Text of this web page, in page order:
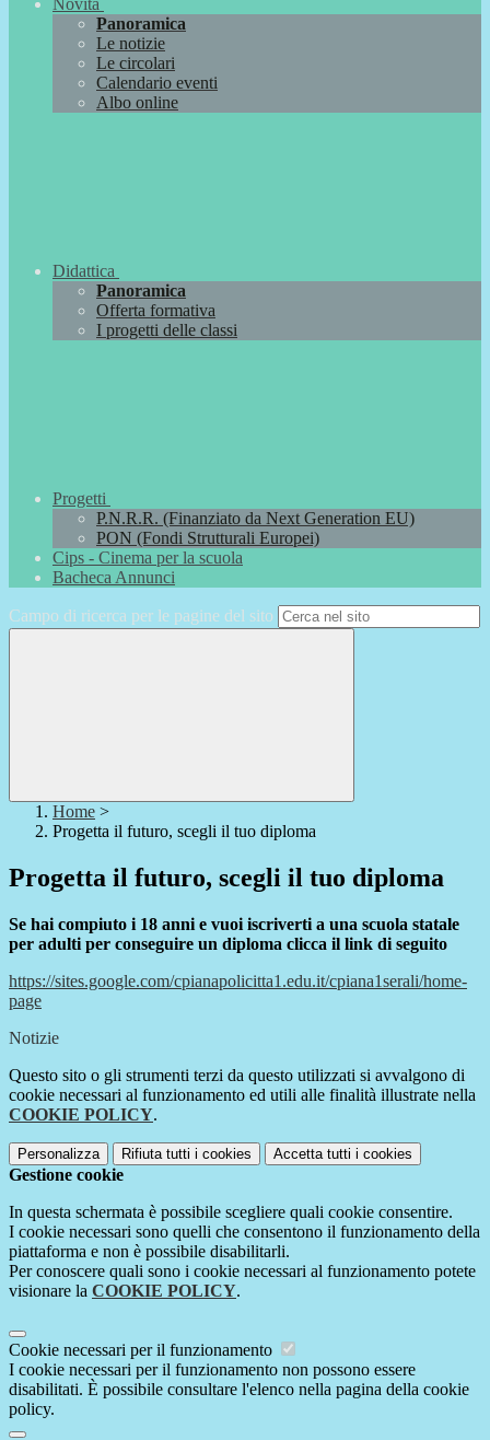
Novità
Panoramica
Le notizie
Le circolari
Calendario eventi
Albo online
Didattica
Panoramica
Offerta formativa
I progetti delle classi
Progetti
P.N.R.R. (Finanziato da Next Generation EU)
PON (Fondi Strutturali Europei)
Cips - Cinema per la scuola
Bacheca Annunci
Campo di ricerca per le pagine del sito
Home >
Progetta il futuro, scegli il tuo diploma
Progetta il futuro, scegli il tuo diploma
Se hai compiuto i 18 anni e vuoi iscriverti a una scuola statale
per adulti per conseguire un diploma clicca il link di seguito
https://sites.google.com/cpianapolicitta1.edu.it/cpiana1serali/home-
page
Notizie
Questo sito o gli strumenti terzi da questo utilizzati si avvalgono di
cookie necessari al funzionamento ed utili alle finalità illustrate nella
COOKIE POLICY.
Personalizza Rifiuta tutti i cookies Accetta tutti i cookies
Gestione cookie
In questa schermata è possibile scegliere quali cookie consentire.
I cookie necessari sono quelli che consentono il funzionamento della
piattaforma e non è possibile disabilitarli.
Per conoscere quali sono i cookie necessari al funzionamento potete
visionare la COOKIE POLICY.
Cookie necessari per il funzionamento
I cookie necessari per il funzionamento non possono essere
disabilitati. È possibile consultare l'elenco nella pagina della cookie
policy.